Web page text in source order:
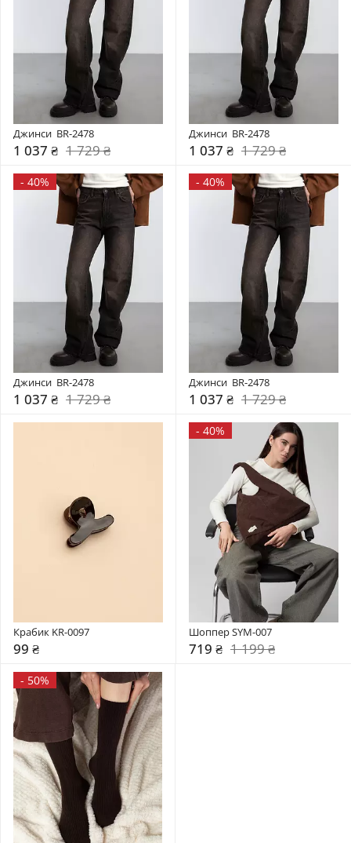
Джинси  BR-2478
1 037 ₴ 1 729 ₴
Джинси  BR-2478
1 037 ₴ 1 729 ₴
- 40%
Джинси  BR-2478
1 037 ₴ 1 729 ₴
- 40%
Джинси  BR-2478
1 037 ₴ 1 729 ₴
Крабик KR-0097
99 ₴
- 40%
Шоппер SYM-007
719 ₴ 1 199 ₴
- 50%